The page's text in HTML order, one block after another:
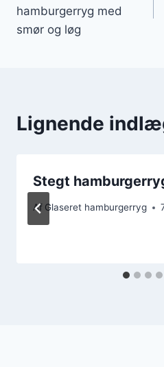
hamburgerryg med
smør og løg
Lignende
Stegt
Af Glaseret hamburgerryg